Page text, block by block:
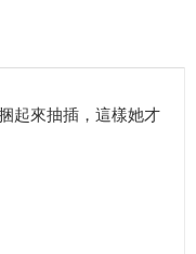
起來抽插，這樣她才